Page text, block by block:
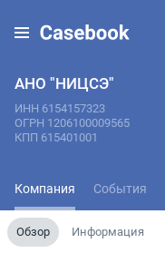
АНО "НИЦСЭ"
ИНН 6154157323
ОГРН 1206100009565
КПП 615401001
Компания События
Обзор Информация